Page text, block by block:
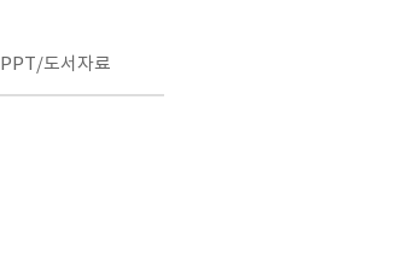
PPT/도서자료